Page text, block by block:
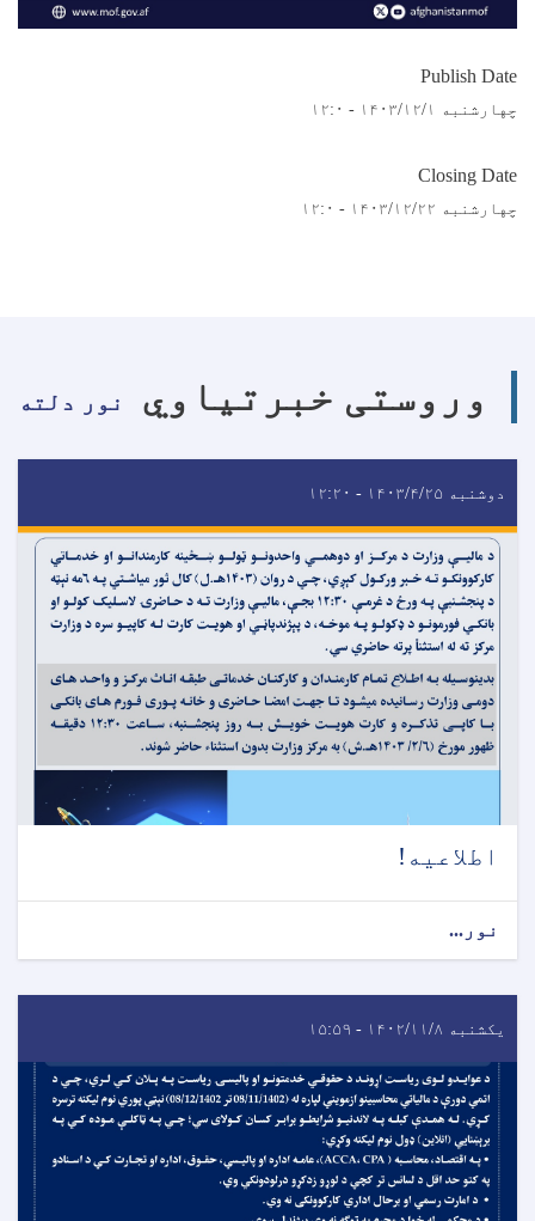
Publish Date
چهارشنبه ۱۴۰۳/۱۲/۱ - ۱۲:۰
Closing Date
چهارشنبه ۱۴۰۳/۱۲/۲۲ - ۱۲:۰
وروستی خبرتیاوي نور دلته
دوشنبه ۱۴۰۳/۴/۲۵ - ۱۲:۲۰
اطلاعیه!
نور...
یکشنبه ۱۴۰۲/۱۱/۸ - ۱۵:۵۹